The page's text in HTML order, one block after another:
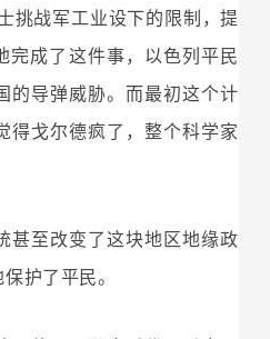
挑战军工业设下的限制，提
完成了这件事，以色列平民
的导弹威胁。而最初这个计
得戈尔德疯了，整个科学家
甚至改变了这块地区地缘政
护了平民。